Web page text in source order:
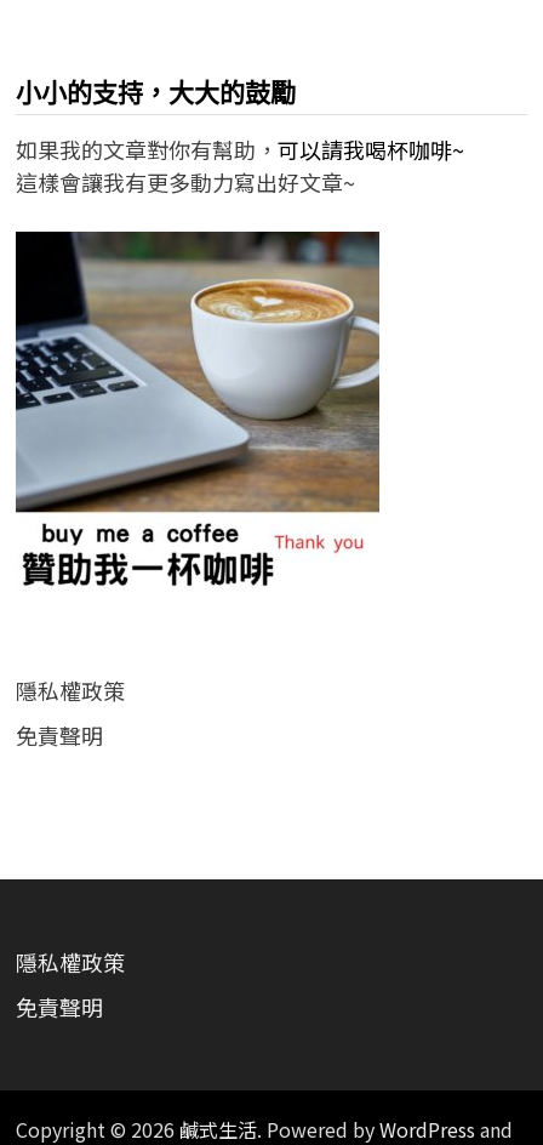
小小的支持，大大的鼓勵
如果我的文章對你有幫助， 可以請我喝杯咖啡~
這樣會讓我有更多動力寫出好文章~
隱私權政策
免責聲明
隱私權政策
免責聲明
Copyright © 2026 鹹式生活. Powered byWordPressand